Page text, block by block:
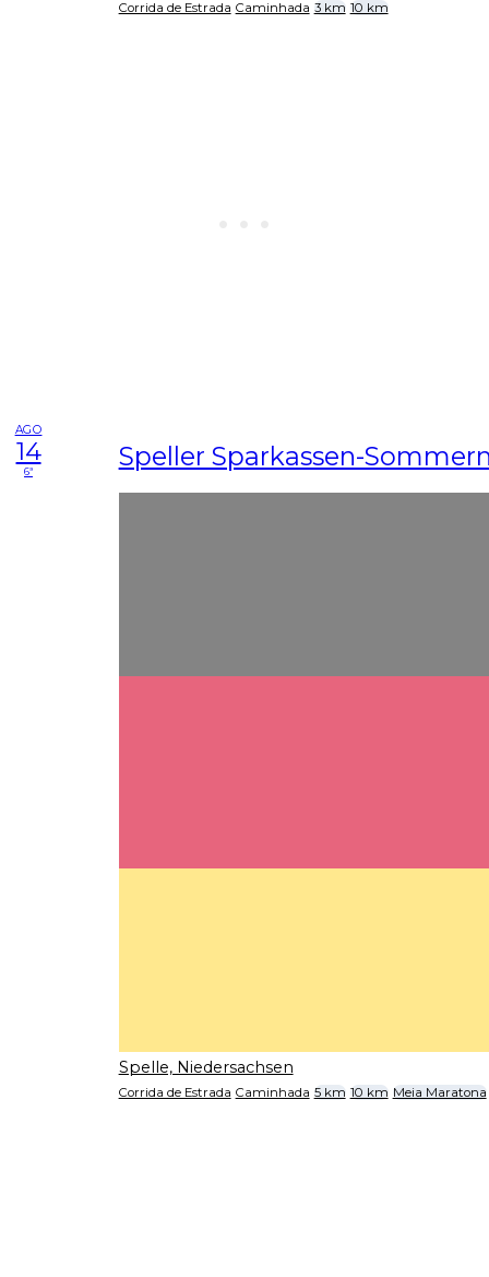
Corrida de Estrada Caminhada 3 km 10 km
AGO
14
6ª Speller Sparkassen-
Spelle, Niedersachsen
Corrida de Estrada Caminhada 5 km 10 km Meia Maratona